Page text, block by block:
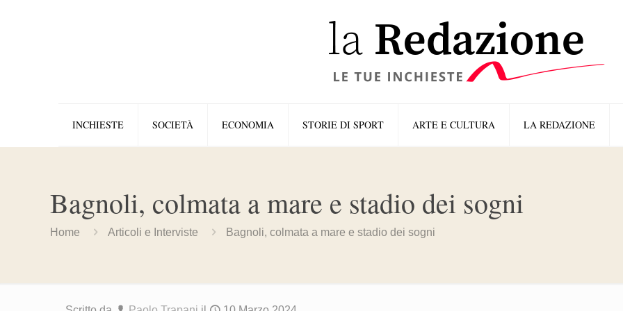
INCHIESTE SOCIETÀ ECONOMIA STORIE DI SPORT ARTE E CULTURA LA REDAZIONE
Bagnoli, colmata a mare e stadio dei sogni
Home Articoli e Interviste Bagnoli, colmata a mare e stadio dei sogni